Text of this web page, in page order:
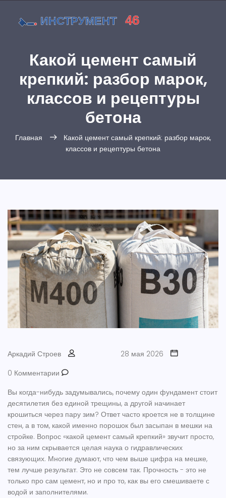
Какой цемент самый
крепкий: разбор марок,
классов и рецептуры
бетона
Главная
Какой цемент самый крепкий: разбор марок,
классов и рецептуры бетона
Аркадий Строев
28 мая 2026
0 Комментарии
Вы когда-нибудь задумывались, почему один фундамент стоит
десятилетия без единой трещины, а другой начинает
крошиться через пару зим? Ответ часто кроется не в толщине
стен, а в том, какой именно порошок был засыпан в мешки на
стройке. Вопрос «какой цемент самый крепкий» звучит просто,
но за ним скрывается целая наука о гидравлических
связующих. Многие думают, что чем выше цифра на мешке,
тем лучше результат. Это не совсем так. Прочность - это не
только про сам цемент, но и про то, как вы его смешиваете с
водой и заполнителями.